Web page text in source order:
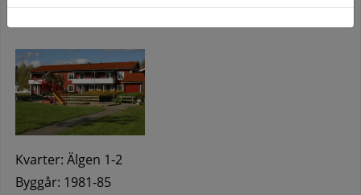
och mark. Gångavstånd till centrum.
Kvarter: Älgen 1-2
Byggår: 1981-85